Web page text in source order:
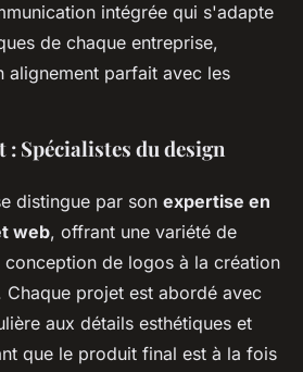
intégrée qui s'adapte
de chaque entreprise,
alignement parfait avec les
: Spécialistes du design
distingue par son expertise en
web, offrant une variété de
conception de logos à la création
Chaque projet est abordé avec
aux détails esthétiques et
que le produit final est à la fois